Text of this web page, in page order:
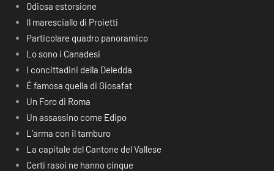
Odiosa estorsione
Il maresciallo di Proietti
Particolare quadro panoramico
Lo sono i Canadesi
I concittadini della Deledda
É famosa quella di Giosafat
Un Foro di Roma
Un assassino come Edipo
L’arma con il tamburo
La capitale del Cantone del Vallese
Certi rasoi ne hanno cinque